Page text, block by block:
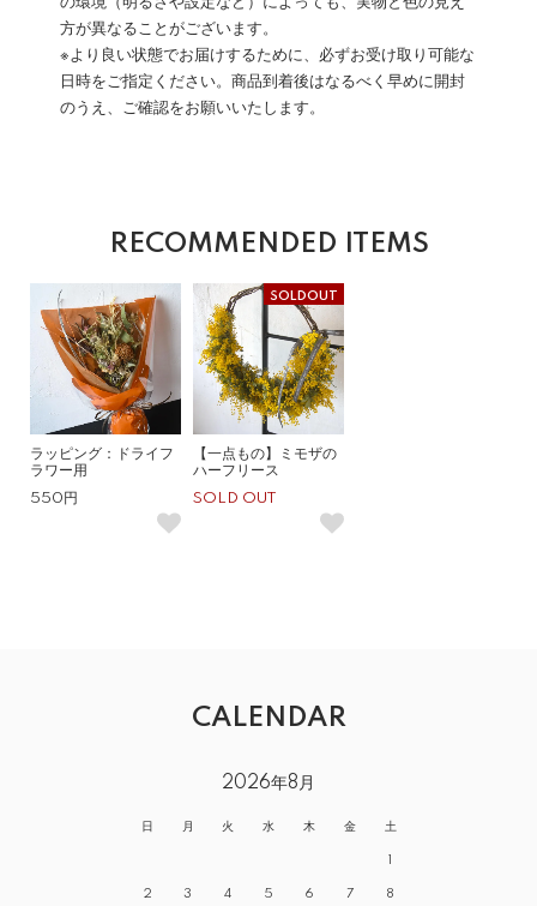
方が異なることがございます。
※より良い状態でお届けするために、必ずお受け取り可能な
日時をご指定ください。商品到着後はなるべく早めに開封
のうえ、ご確認をお願いいたします。
RECOMMENDED ITEMS
ラッピング：ドライフ
ラワー用
550円
SOLDOUT
【一点もの】ミモザの
ハーフリース
SOLD OUT
CALENDAR
2026年8月
日 月 火 水 木 金 土
1
2 3 4 5 6 7 8